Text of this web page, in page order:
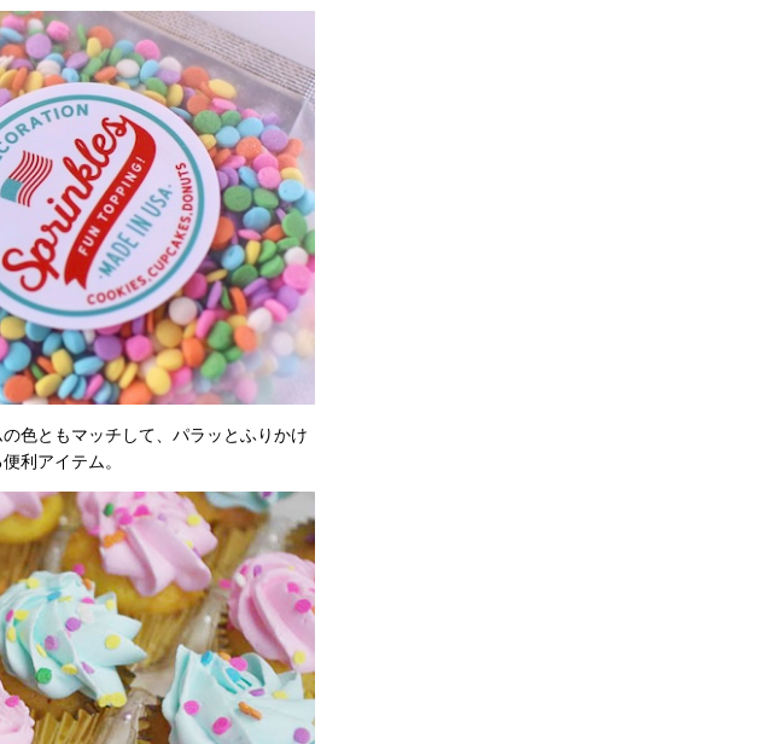
色ともマッチして、パラッとふりかけ
利アイテム。